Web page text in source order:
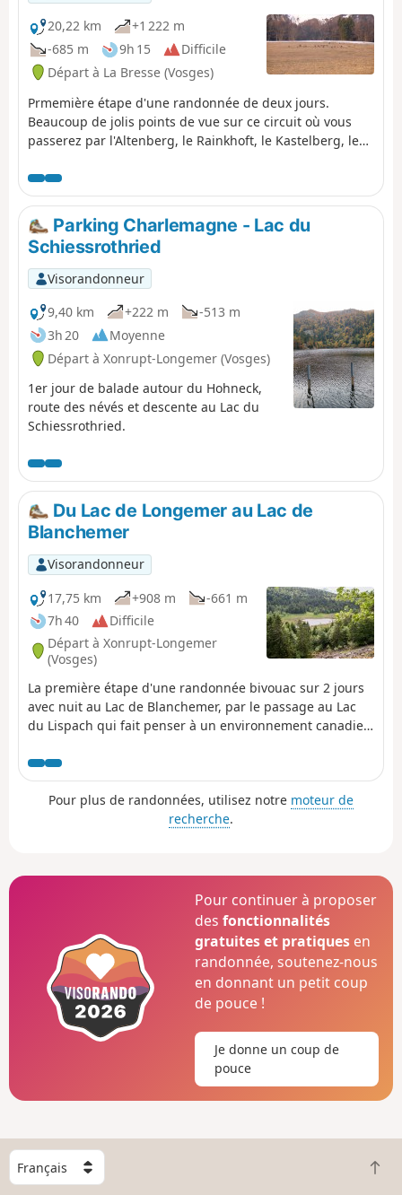
20,22 km
+1 222 m
-685 m
9h 15
Difficile
Départ à La Bresse (Vosges)
Prmemière étape d'une randonnée de deux jours.
Beaucoup de jolis points de vue sur ce circuit où vous
passerez par l'Altenberg, le Rainkhoft, le Kastelberg, le
chamois à l'arrivée.
Parking Charlemagne - Lac du
Schiessrothried
Visorandonneur
9,40 km
+222 m
-513 m
3h 20
Moyenne
Départ à Xonrupt-Longemer (Vosges)
1er jour de balade autour du Hohneck,
route des névés et descente au Lac du
Schiessrothried.
Du Lac de Longemer au Lac de
Blanchemer
Visorandonneur
17,75 km
+908 m
-661 m
7h 40
Difficile
Départ à Xonrupt-Longemer
(Vosges)
La première étape d'une randonnée bivouac sur 2 jours
avec nuit au Lac de Blanchemer, par le passage au Lac
du Lispach qui fait penser à un environnement canadien
vue pourraient résumer cette première étape.
Pour plus de randonnées, utilisez notre moteur de
recherche.
Pour continuer à proposer
desfonctionnalités
gratuites et pratiques en
randonnée, soutenez-nous
en donnant un petit coup
de pouce !
Je donne un coup de
pouce
C
h
R